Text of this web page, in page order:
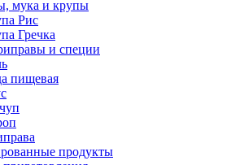
мука и крупы
Рис
Гречка
и специи
пищевая
продукты